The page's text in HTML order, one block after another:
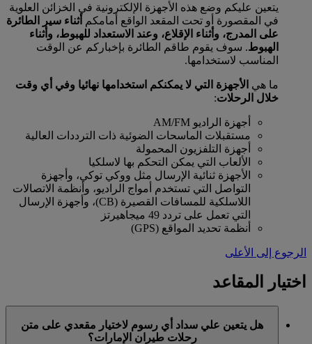
يتعين عليكم وضع هذه الأجهزة الإلكترونية في الخزائن العلوية
في المقصورة أو تحت المقعد الواقع أمامكم أثناء سير الطائرة
على المدرج، وأثناء الإقلاع، وعند الاستعداد للهبوط، وأثناء
الهبوط. سوف يقوم طاقم الطائرة بإخباركم عن الوقت
المناسب لاستخدامها.
ما هي الأجهزة التي لا يمكنكم استخدامها نهائيا وفي أي وقت
خلال الرحلات:
أجهزة الراديو AM/FM
مستقبلات الماسحات الضوئية ذات الترددات العالية
أجهزة التلفزيون المحمولة
الألعاب التي يمكن التحكم بها لاسلكيا
الأجهزة ثنائية الإرسال مثل ووكي توكي، وأجهزة
التواصل التي تستخدم أمواج الراديو، وأنظمة الاتصالات
اللاسلكية للمسافات القصيرة (CB)، وأجهزة الإرسال
التي تعمل على تردد 49 ميجاهيرتز
أنظمة تحديد المواقع (GPS)
الرجوع إلى الأعلى
اختيار المقاعد
هل يتعين علي سداد أي رسوم لاختيار مقعدي على متن
رحلات طيران الإمارات؟